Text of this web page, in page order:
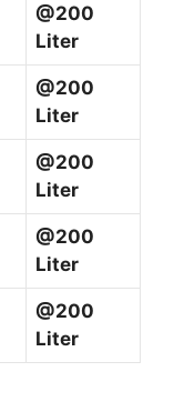
@200
Liter
@200
Liter
@200
Liter
@200
Liter
@200
Liter